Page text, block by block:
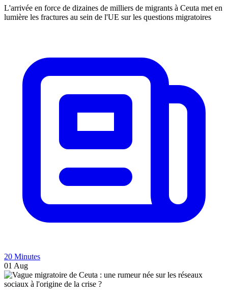
L'arrivée en force de dizaines de milliers de migrants à Ceuta met en
lumière les fractures au sein de l'UE sur les questions migratoires
20 Minutes
01 Aug